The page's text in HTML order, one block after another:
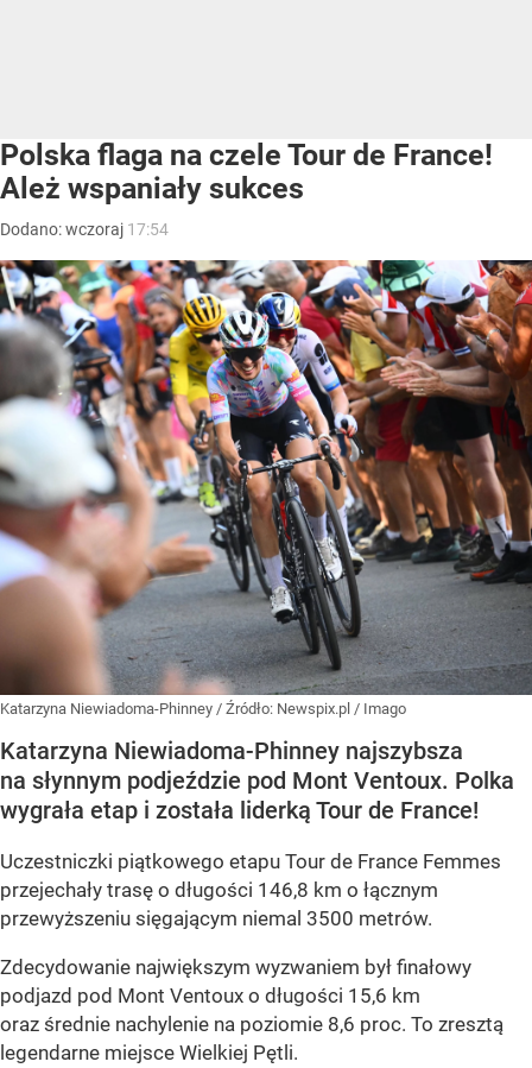
Polska flaga na czele Tour de France!
Ależ wspaniały sukces
Dodano:wczoraj 17:54
Katarzyna Niewiadoma-Phinney / Źródło: Newspix.pl / Imago
Katarzyna Niewiadoma-Phinney najszybsza
na słynnym podjeździe pod Mont Ventoux. Polka
wygrała etap i została liderką Tour de France!
Uczestniczki piątkowego etapu Tour de France Femmes
przejechały trasę o długości 146,8 km o łącznym
przewyższeniu sięgającym niemal 3500 metrów.
Zdecydowanie największym wyzwaniem był finałowy
podjazd pod Mont Ventoux o długości 15,6 km
oraz średnie nachylenie na poziomie 8,6 proc. To zresztą
legendarne miejsce Wielkiej Pętli.